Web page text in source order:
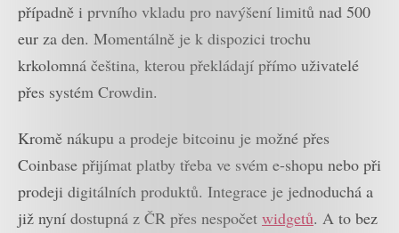
případně i prvního vkladu pro navýšení limitů nad 500
eur za den. Momentálně je k dispozici trochu
krkolomná čeština, kterou překládají přímo uživatelé
přes systém Crowdin.
Kromě nákupu a prodeje bitcoinu je možné přes
Coinbase přijímat platby třeba ve svém e-shopu nebo při
prodeji digitálních produktů. Integrace je jednoduchá a
již nyní dostupná z ČR přes nespočet widgetů. A to bez